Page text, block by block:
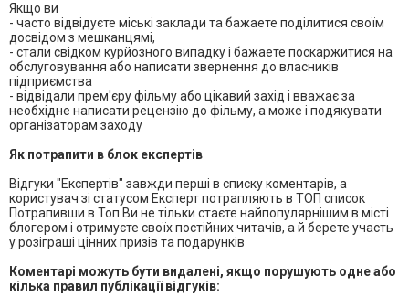
Якщо ви
- часто відвідуєте міські заклади та бажаете поділитися своїм
досвідом з мешканцямi,
- стали свідком курйозного випадку і бажаете поскаржитися на
обслуговування або написати звернення до власників
підприємства
- відвідали прем'єру фільму або цікавий захід і вважає за
необхідне написати рецензію до фільму, а може і подякувати
організаторам заходу
Як потрапити в блок експертів
Відгуки "Експертів" завжди перші в списку коментарів, а
користувач зі статусом Експерт потрапляють в ТОП список
Потрапивши в Топ Ви не тільки стаєте найпопулярнішим в місті
блогером і отримуєте своїх постійних читачів, а й берете участь
у розіграші цінних призів та подарунків
Коментарі можуть бути видалені, якщо порушують одне або
кілька правил публікації відгуків: